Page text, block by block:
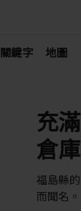
關鍵字 地圖
充
倉
福島縣
而聞名。